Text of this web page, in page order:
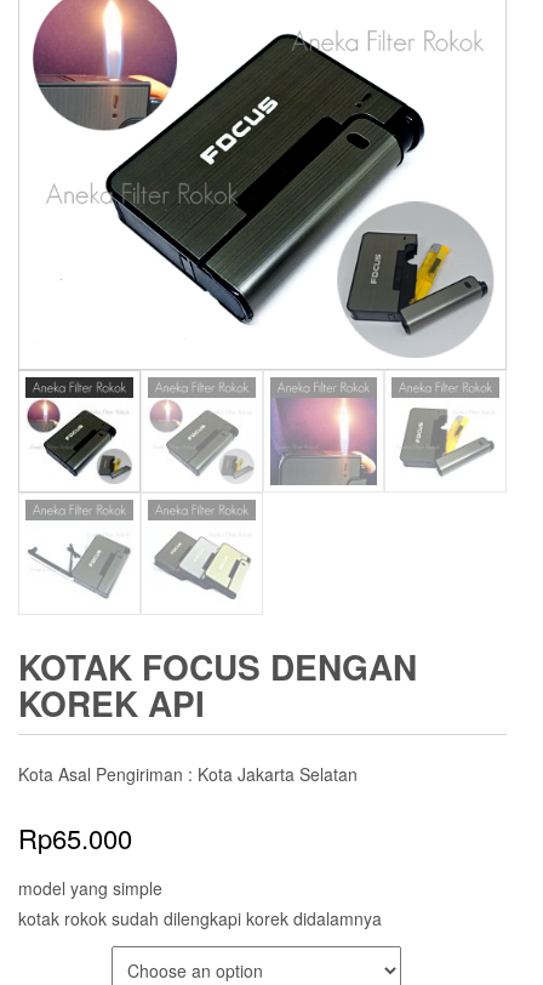
KOTAK FOCUS DENGAN
KOREK API
Kota Asal Pengiriman : Kota Jakarta Selatan
Rp65.000
model yang simple
kotak rokok sudah dilengkapi korek didalamnya